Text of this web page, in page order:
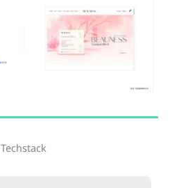
Techstack